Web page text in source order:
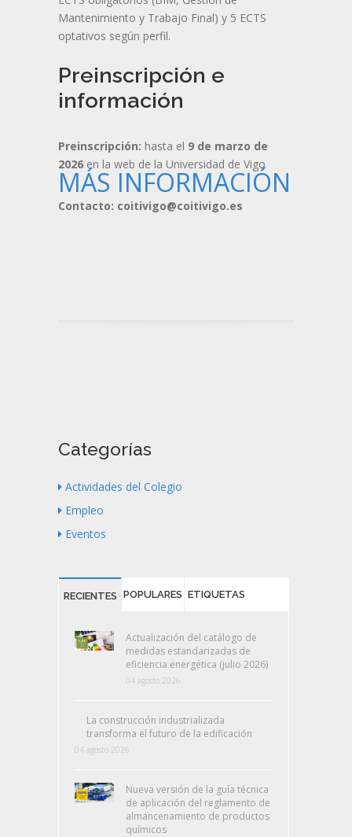
Mantenimiento y Trabajo Final) y 5 ECTS
optativos según perfil.
Preinscripción e
información
Preinscripción: hasta el 9 de marzo de
2026 en la web de la Universidad de Vigo
MÁS INFORMACIÓN
Contacto: coitivigo@coitivigo.es
Categorías
Actividades del Colegio
Empleo
Eventos
RECIENTES POPULARES ETIQUETAS
Actualización del catálogo de
medidas estandarizadas de
eficiencia energética (julio 2026)
04 agosto 2026
La construcción industrializada
transforma el futuro de la edificación
04 agosto 2026
Nueva versión de la guía técnica
de aplicación del reglamento de
almancenamiento de productos
químicos